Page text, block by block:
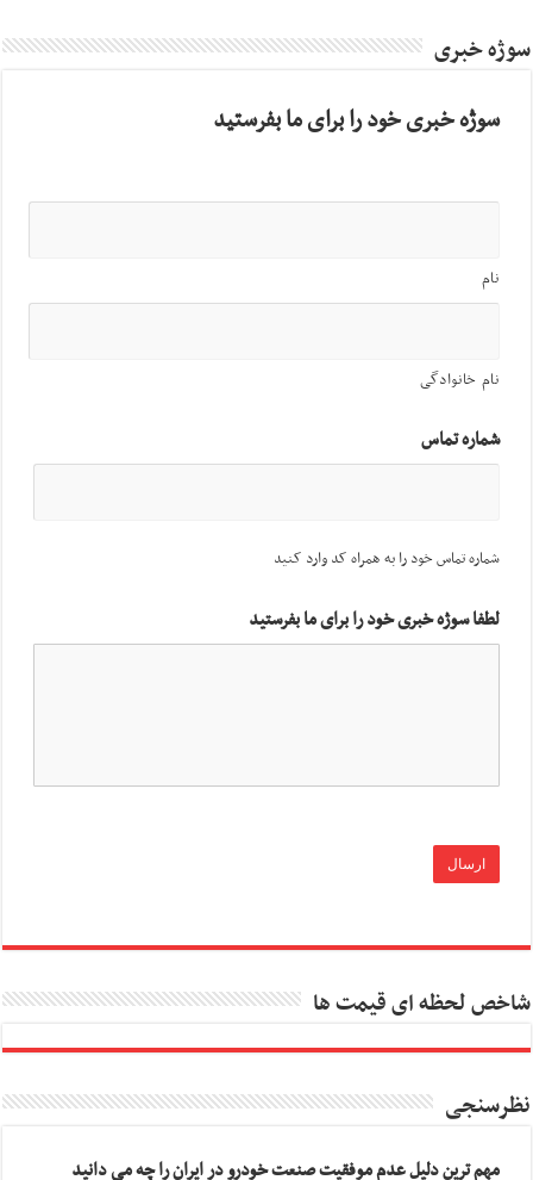
سوژه خبری
سوژه خبری خود را برای ما بفرستید
نام
نام خانوادگی
شماره تماس
شماره تماس خود را به همراه کد وارد کنید
لطفا سوژه خبری خود را برای ما بفرستید
شاخص لحظه ای قیمت ها
نظرسنجی
مهم ترین دلیل عدم موفقیت صنعت خودرو در ایران را چه می دانید